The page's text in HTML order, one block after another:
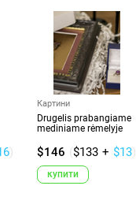
)
Картини
Drugelis prabangiame
mediniame rėmelyje
$146 ($133 + $13)
купити